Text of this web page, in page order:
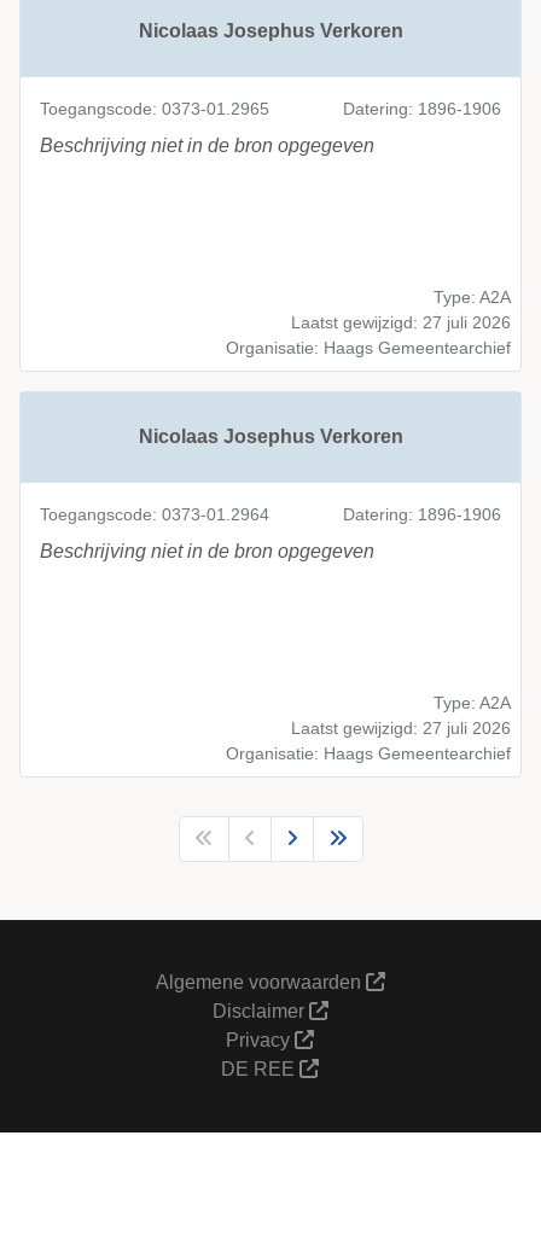
Nicolaas Josephus Verkoren
Toegangscode: 0373-01.2965 Datering: 1896-1906
Beschrijving niet in de bron opgegeven
Type: A2A
Laatst gewijzigd: 27 juli 2026
Organisatie: Haags Gemeentearchief
Nicolaas Josephus Verkoren
Toegangscode: 0373-01.2964 Datering: 1896-1906
Beschrijving niet in de bron opgegeven
Type: A2A
Laatst gewijzigd: 27 juli 2026
Organisatie: Haags Gemeentearchief
Algemene voorwaarden
Disclaimer
Privacy
DE REE